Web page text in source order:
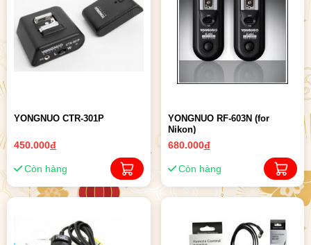
YONGNUO CTR-301P
450.000đ
Còn hàng
YONGNUO RF-603N (for
Nikon)
680.000đ
Còn hàng